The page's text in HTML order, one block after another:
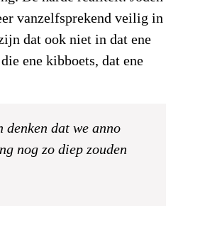
vanzelfsprekend veilig in
dat ook niet in dat ene
ene kibboets, dat ene
denken dat we anno
nog zo diep zouden